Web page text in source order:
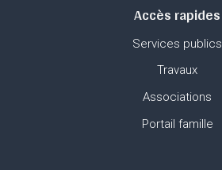
Accès rapides
Services publics
Travaux
Associations
Portail famille